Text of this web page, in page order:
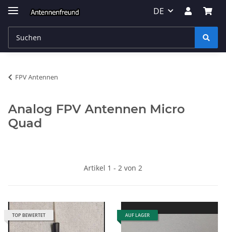
DE
FPV Antennen
Analog FPV Antennen Micro
Quad
Artikel 1 - 2 von 2
TOP BEWERTET AUF LAGER